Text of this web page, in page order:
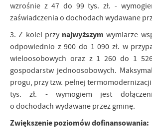
wzrośnie z 47 do 99 tys. zł. -
zaświadczenia o dochodach wydawane
3. Z kolei przy najwyższym wymiarze
odpowiednio z 900 do 1 090 zł. w
wieloosobowych oraz z 1 260 do 1
gospodarstw jednoosobowych.
progu, przy tzw. pełnej
tys. zł. - wymogiem jest
o dochodach wydawane przez gminę.
Zwiększenie poziomów dofinansowania: